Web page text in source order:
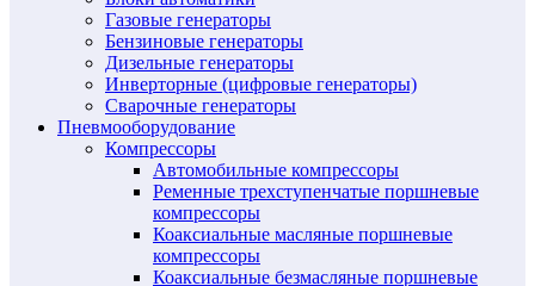
Газовые генераторы
Бензиновые генераторы
Дизельные генераторы
Инверторные (цифровые генераторы)
Сварочные генераторы
Пневмооборудование
Компрессоры
Автомобильные компрессоры
Ременные трехступенчатые поршневые
компрессоры
Коаксиальные масляные поршневые
компрессоры
Коаксиальные безмасляные поршневые